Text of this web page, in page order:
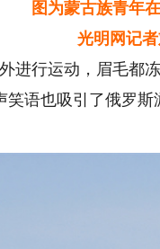
图为蒙古族青年
光明网记者
行运动，眉毛都
语也吸引了俄罗